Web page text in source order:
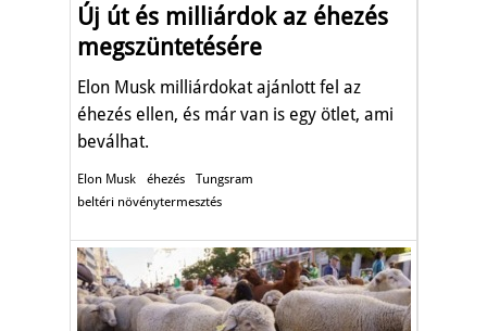
Új út és milliárdok az éhezés
megszüntetésére
Elon Musk milliárdokat ajánlott fel az
éhezés ellen, és már van is egy ötlet, ami
beválhat.
Elon Musk éhezés
Tungsram
beltéri növénytermesztés